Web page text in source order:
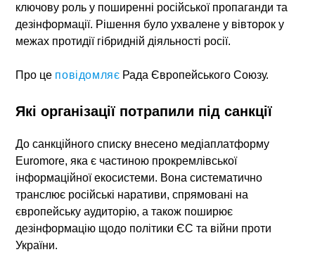
ключову роль у поширенні російської пропаганди та
дезінформації. Рішення було ухвалене у вівторок у
межах протидії гібридній діяльності росії.
Про це повідомляє Рада Європейського Союзу.
Які організації потрапили під санкції
До санкційного списку внесено медіаплатформу
Euromore, яка є частиною прокремлівської
інформаційної екосистеми. Вона систематично
транслює російські наративи, спрямовані на
європейську аудиторію, а також поширює
дезінформацію щодо політики ЄС та війни проти
України.